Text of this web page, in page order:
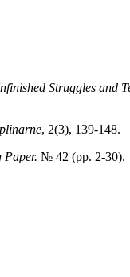
Struggles and
, 2(3), 139-148.
№ 42 (pp. 2-30).